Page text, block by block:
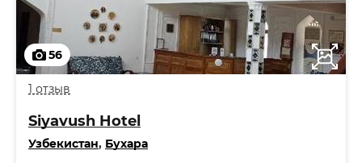
56
1 отзыв
Siyavush Hotel
Узбекистан, Бухара